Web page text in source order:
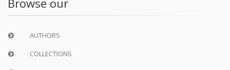
Browse our
AUTHORS
COLLECTIONS